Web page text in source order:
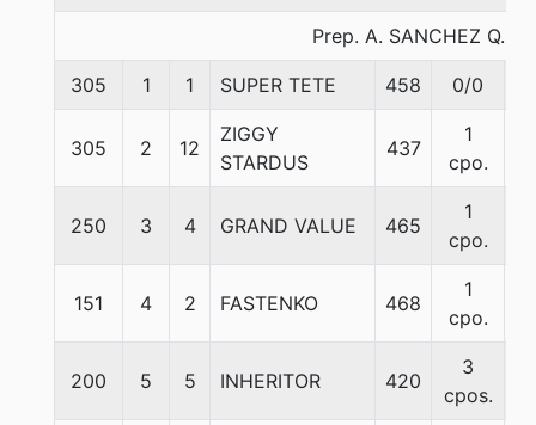
Prep. A. SANCHEZ Q.
305 1 1 SUPER TETE 458 0/0
305 2 12
ZIGGY
STARDUS
437
1
cpo.
250 3 4 GRAND VALUE 465
1
cpo.
151 4 2 FASTENKO 468
1
cpo.
200 5 5 INHERITOR 420
3
cpos.